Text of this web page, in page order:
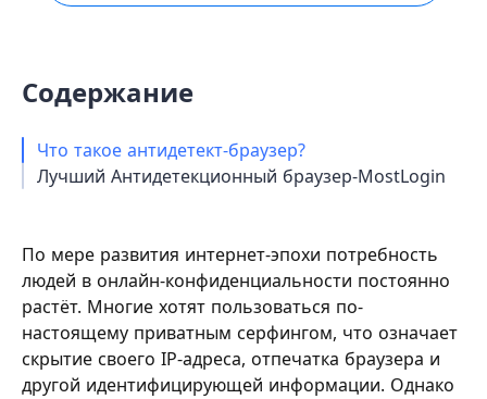
Содержание
Что такое антидетект-браузер?
Лучший Антидетекционный браузер-MostLogin
По мере развития интернет-эпохи потребность
людей в онлайн-конфиденциальности постоянно
растёт. Многие хотят пользоваться по-
настоящему приватным серфингом, что означает
скрытие своего IP-адреса, отпечатка браузера и
другой идентифицирующей информации. Однако